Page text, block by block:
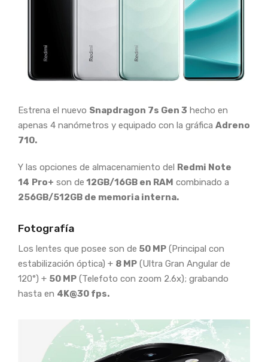
Estrena el nuevo Snapdragon 7s Gen 3 hecho en
apenas 4 nanómetros y equipado con la gráfica Adreno
710.
Y las opciones de almacenamiento del Redmi Note
14 Pro+ son de 12GB/16GB en RAM combinado a
256GB/512GB de memoria interna.
Fotografía
Los lentes que posee son de 50 MP (Principal con
estabilización óptica) + 8 MP (Ultra Gran Angular de
120°) + 50 MP (Telefoto con zoom 2.6x); grabando
hasta en 4K@30 fps.